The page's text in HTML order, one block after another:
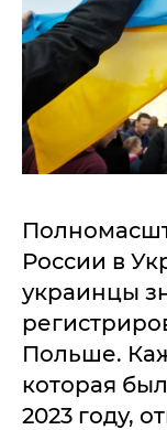
России в
украинцы
Польше.
которая
2023 году,